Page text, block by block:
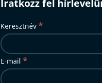
Iratkozz fel
Keresztnév *
E-mail *